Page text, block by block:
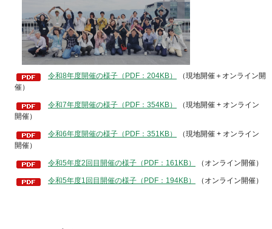
令和8年度開催の様子（PDF：204KB）
（現地開催＋オンライン開
催）
令和7年度開催の様子（PDF：354KB）
（現地開催 + オンライン
開催）
令和6年度開催の様子（PDF：351KB）
（現地開催 + オンライン
開催）
令和5年度2回目開催の様子（PDF：161KB） （オンライン開催）
令和5年度1回目開催の様子（PDF：194KB） （オンライン開催）